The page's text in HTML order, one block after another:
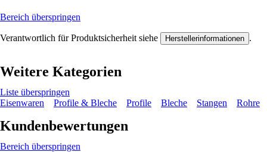
Bereich überspringen
Verantwortlich für Produktsicherheit siehe Herstellerinformationen .
Weitere Kategorien
Liste überspringen
Eisenwaren
Profile & Bleche Profile Bleche Stangen Rohre
Kundenbewertungen
Bereich überspringen